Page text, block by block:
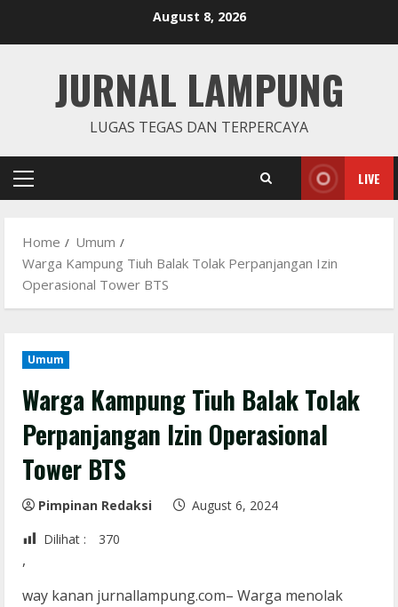
August 8, 2026
JURNAL LAMPUNG
LUGAS TEGAS DAN TERPERCAYA
Primary
LIVE
Home
Umum
Warga Kampung Tiuh Balak Tolak Perpanjangan Izin
Operasional Tower BTS
Umum
Warga Kampung Tiuh Balak Tolak
Perpanjangan Izin Operasional
Tower BTS
Pimpinan Redaksi
August 6, 2024
Dilihat :
370
,
way kanan jurnallampung.com– Warga menolak